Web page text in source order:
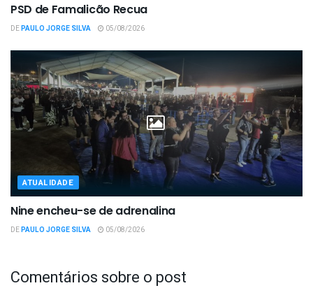
PSD de Famalicão Recua
DEPAULO JORGE SILVA 05/08/2026
ATUALIDADE
Nine encheu-se de adrenalina
DEPAULO JORGE SILVA 05/08/2026
Comentários sobre o post